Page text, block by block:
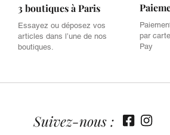
3 boutiques à Paris
Essayez ou déposez vos
articles dans l’une de nos
boutiques.
par
Pay
Suivez-nous :